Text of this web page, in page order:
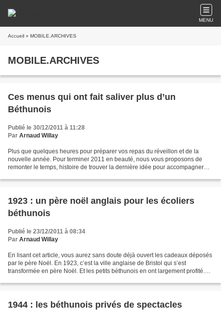
MENU
Accueil » MOBILE.ARCHIVES
MOBILE.ARCHIVES
Ces menus qui ont fait saliver plus d’un
Béthunois
Publié le 30/12/2011 à 11:28
Par Arnaud Willay
Plus que quelques heures pour préparer vos repas du réveillon et de la
nouvelle année. Pour terminer 2011 en beauté, nous vous proposons de
remonter le temps, histoire de trouver la dernière idée pour accompagner
1923 : un père noël anglais pour les écoliers
béthunois
Publié le 23/12/2011 à 08:34
Par Arnaud Willay
En lisant cet article, vous aurez sans doute déjà ouvert les cadeaux déposés
par le père Noël. En 1923, c’est la ville anglaise de Bristol qui s’est
transformée en père Noël. Et les petits béthunois en ont largement profité.
1944 : les béthunois privés de spectacles